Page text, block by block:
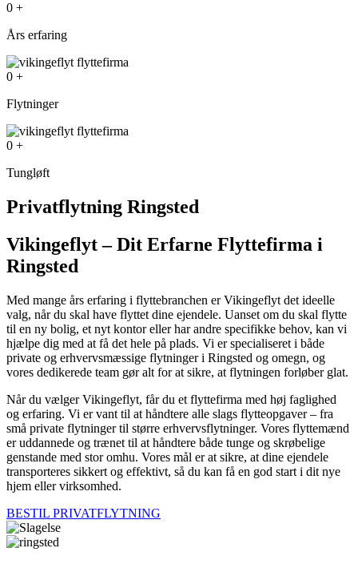
0 +
Års erfaring
0 +
Flytninger
0 +
Tungløft
Privatflytning Ringsted
Vikingeflyt – Dit Erfarne Flyttefirma i
Ringsted
Med mange års erfaring i flyttebranchen er Vikingeflyt det ideelle
valg, når du skal have flyttet dine ejendele. Uanset om du skal flytte
til en ny bolig, et nyt kontor eller har andre specifikke behov, kan vi
hjælpe dig med at få det hele på plads. Vi er specialiseret i både
private og erhvervsmæssige flytninger i Ringsted og omegn, og
vores dedikerede team gør alt for at sikre, at flytningen forløber glat.
Når du vælger Vikingeflyt, får du et flyttefirma med høj faglighed
og erfaring. Vi er vant til at håndtere alle slags flytteopgaver – fra
små private flytninger til større erhvervsflytninger. Vores flyttemænd
er uddannede og trænet til at håndtere både tunge og skrøbelige
genstande med stor omhu. Vores mål er at sikre, at dine ejendele
transporteres sikkert og effektivt, så du kan få en god start i dit nye
hjem eller virksomhed.
BESTIL PRIVATFLYTNING